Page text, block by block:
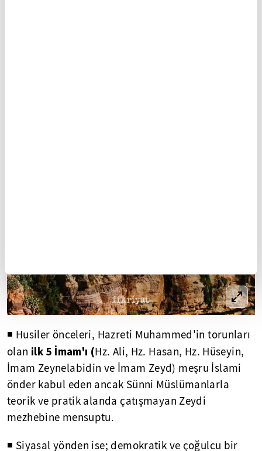
◾ Husiler önceleri, Hazreti Muhammed'in torunları
olan ilk 5 İmam'ı (Hz. Ali, Hz. Hasan, Hz. Hüseyin,
İmam Zeynelabidin ve İmam Zeyd) meşru İslami
önder kabul eden ancak Sünni Müslümanlarla
teorik ve pratik alanda çatışmayan Zeydi
mezhebine mensuptu.
◾ Siyasal yönden ise; demokratik ve çoğulcu bir